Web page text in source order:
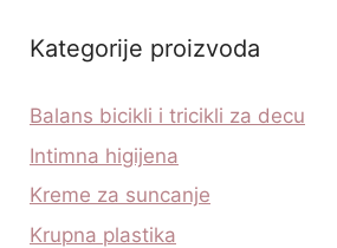
Kategorije proizvoda
Balans bicikli i tricikli za decu
Intimna higijena
Kreme za suncanje
Krupna plastika